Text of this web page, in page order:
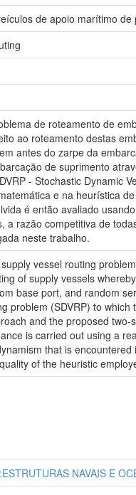
de apoio marítimo de
de roteamento de
ao roteamento destas
antes do zarpe da
de suprimento
- Stochastic Dynamic
e na heurística
é então avaliado
razão competitiva de
neste trabalho.
vessel routing
of supply vessels
base port, and random
problem (SDVRP) to
and the proposed
is carried out using a
that is
of the heuristic
NAVAIS E